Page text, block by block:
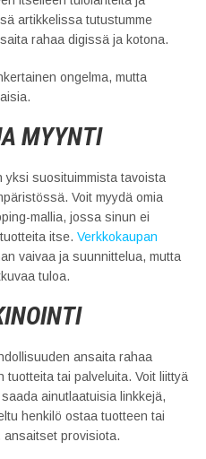
artikkelissa tutustumme
rahaa digissä ja kotona.
ongelma, mutta
MYYNTI
yksi suosituimmista tavoista
Voit myydä omia
mallia, jossa sinun ei
itse. Verkkokaupan
vaivaa ja suunnittelua, mutta
tuloa.
ansaita rahaa
tuotteita tai palveluita. Voit liittyä
ainutlaatuisia linkkejä,
henkilö ostaa tuotteen tai
ansaitset provisiota.